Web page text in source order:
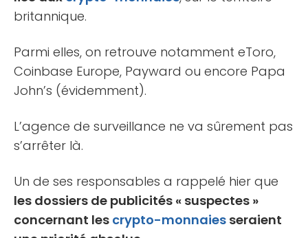
britannique.
Parmi elles, on retrouve notamment eToro,
Coinbase Europe, Payward ou encore Papa
John’s (évidemment).
L’agence de surveillance ne va sûrement pas
s’arrêter là.
Un de ses responsables a rappelé hier que
les dossiers de publicités « suspectes »
concernant les crypto-monnaies seraient